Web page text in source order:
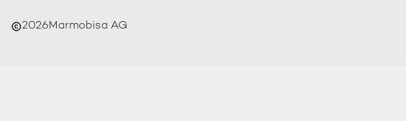
copyright2026Marmobisa AG